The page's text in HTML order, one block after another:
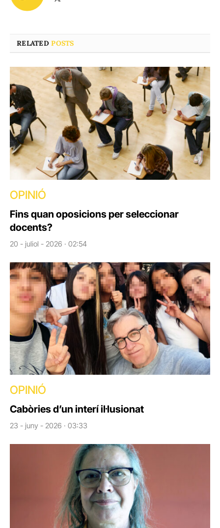
RELATEDPOSTS
OPINIÓ
Fins quan oposicions per seleccionar
docents?
20 - juliol - 2026 · 02:54
OPINIÓ
Cabòries d’un interí il·lusionat
23 - juny - 2026 · 03:33